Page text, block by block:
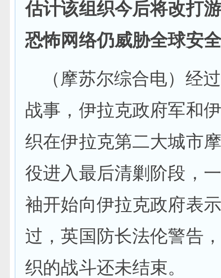
估计该组织今后将改打
恐怖网络仍威胁全球安
（摩苏尔综合电）经
战事，伊拉克政府军和
织在伊拉克第二大城市
役进入最后清剿阶段，
袖开始向伊拉克政府表
过，英国防长法伦警告
织的战斗还未结束。